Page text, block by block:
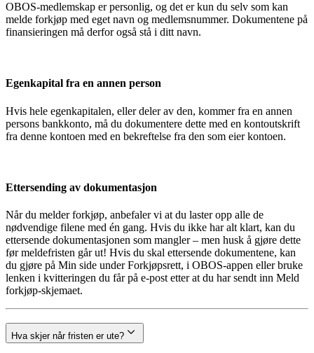
OBOS-medlemskap er personlig, og det er kun du selv som kan
melde forkjøp med eget navn og medlemsnummer. Dokumentene på
finansieringen må derfor også stå i ditt navn.
Egenkapital fra en annen person
Hvis hele egenkapitalen, eller deler av den, kommer fra en annen
persons bankkonto, må du dokumentere dette med en kontoutskrift
fra denne kontoen med en bekreftelse fra den som eier kontoen.
Ettersending av dokumentasjon
Når du melder forkjøp, anbefaler vi at du laster opp alle de
nødvendige filene med én gang. Hvis du ikke har alt klart, kan du
ettersende dokumentasjonen som mangler – men husk å gjøre dette
før meldefristen går ut! Hvis du skal ettersende dokumentene, kan
du gjøre på Min side under Forkjøpsrett, i OBOS-appen eller bruke
lenken i kvitteringen du får på e-post etter at du har sendt inn Meld
forkjøp-skjemaet.
Hva skjer når fristen er ute?